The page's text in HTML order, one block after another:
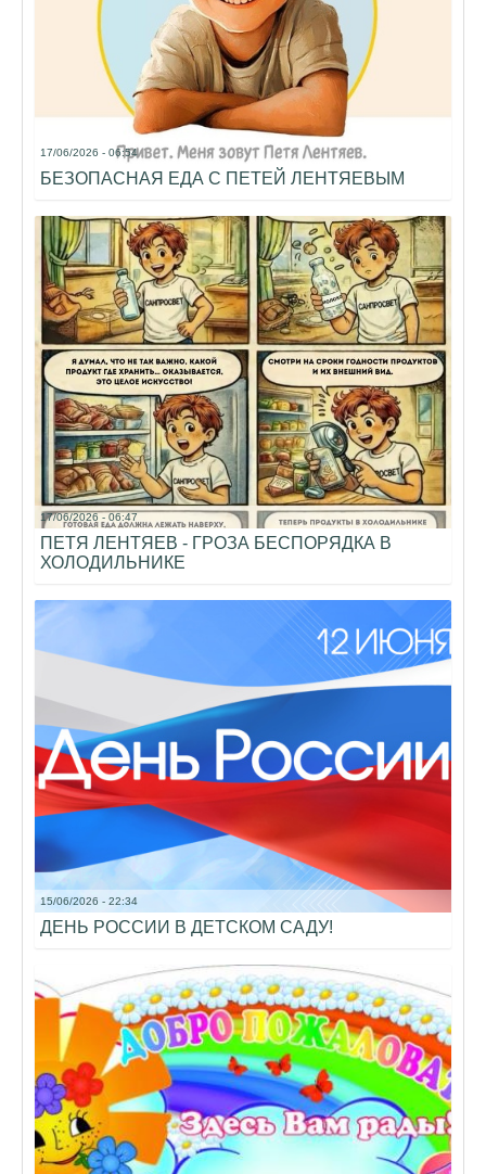
17/06/2026 - 06:54
БЕЗОПАСНАЯ ЕДА С ПЕТЕЙ ЛЕНТЯЕВЫМ
17/06/2026 - 06:47
ПЕТЯ ЛЕНТЯЕВ - ГРОЗА БЕСПОРЯДКА В
ХОЛОДИЛЬНИКЕ
15/06/2026 - 22:34
ДЕНЬ РОССИИ В ДЕТСКОМ САДУ!